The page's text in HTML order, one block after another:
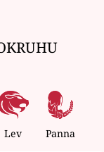
Lev Panna